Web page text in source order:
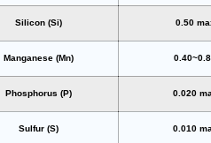
Silicon (Si) 0.50
Manganese (Mn)
Phosphorus (P) 0.020
Sulfur (S) 0.010